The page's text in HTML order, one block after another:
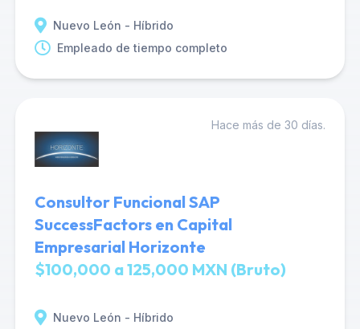
Nuevo León - Híbrido
Empleado de tiempo completo
Hace más de 30 días.
Consultor Funcional SAP
SuccessFactors en Capital
Empresarial Horizonte
$100,000 a 125,000 MXN (Bruto)
Nuevo León - Híbrido